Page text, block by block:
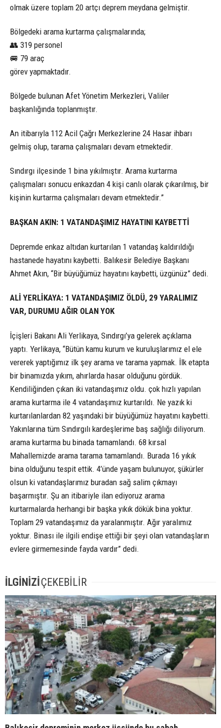
olmak üzere toplam 20 artçı deprem meydana gelmiştir.
Bölgedeki arama kurtarma çalışmalarında;
👥 319 personel
🚐 79 araç
görev yapmaktadır.
Bölgede bulunan Afet Yönetim Merkezleri, Valiler
başkanlığında toplanmıştır.
An itibarıyla 112 Acil Çağrı Merkezlerine 24 Hasar ihbarı
gelmiş olup, tarama çalışmaları devam etmektedir.
Sındırgı ilçesinde 1 bina yıkılmıştır. Arama kurtarma
çalışmaları sonucu enkazdan 4 kişi canlı olarak çıkarılmış, bir
kişinin kurtarma çalışmaları devam etmektedir.”
BAŞKAN AKIN: 1 VATANDAŞIMIZ HAYATINI KAYBETTİ
Depremde enkaz altıdan kurtarılan 1 vatandaş kaldırıldığı
hastanede hayatını kaybetti. Balıkesir Belediye Başkanı
Ahmet Akın, “Bir büyüğümüz hayatını kaybetti, üzgünüz” dedi.
ALİ YERLİKAYA: 1 VATANDAŞIMIZ ÖLDÜ, 29 YARALIMIZ
VAR, DURUMU AĞIR OLAN YOK
İçişleri Bakanı Ali Yerlikaya, Sındırgı’ya gelerek açıklama
yaptı. Yerlikaya, “Bütün kamu kurum ve kuruluşlarımız el ele
vererek yaptığımız ilk şey arama ve tarama yapmak. İlk etapta
bir binamızda yıkım, ahırlarda hasar olduğunu gördük.
Kendiliğinden çıkan iki vatandaşımız oldu. çok hızlı yapılan
arama kurtarma ile 4 vatandaşımız kurtarıldı. Ne yazık ki
kurtarılanlardan 82 yaşındaki bir büyüğümüz hayatını kaybetti.
Yakınlarına tüm Sındırgılı kardeşlerime baş sağlığı diliyorum.
arama kurtarma bu binada tamamlandı. 68 kırsal
Mahallemizde arama tarama tamamlandı. Burada 16 yıkık
bina olduğunu tespit ettik. 4’ünde yaşam bulunuyor, şükürler
olsun ki vatandaşlarımız buradan sağ salim çıkmayı
başarmıştır. Şu an itibariyle ilan ediyoruz arama
kurtarmalarda herhangi bir başka yıkık dökük bina yoktur.
Toplam 29 vatandaşımız da yaralanmıştır. Ağır yaralımız
yoktur. Binası ile ilgili endişe ettiği bir şeyi olan vatandaşların
evlere girmemesinde fayda vardır” dedi.
İLGİNİZİÇEKEBİLİR